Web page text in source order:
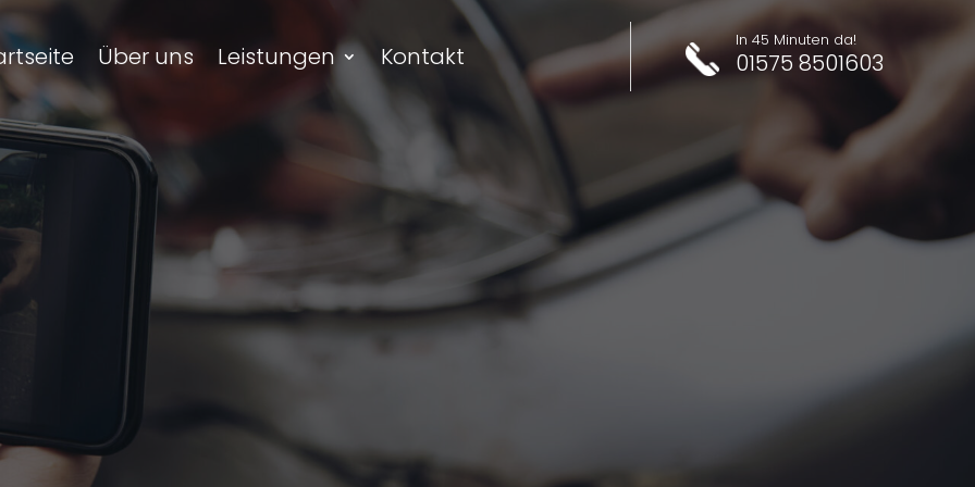
Über uns Leistungen Kontakt
In 45 Minuten da!
01575 8501603